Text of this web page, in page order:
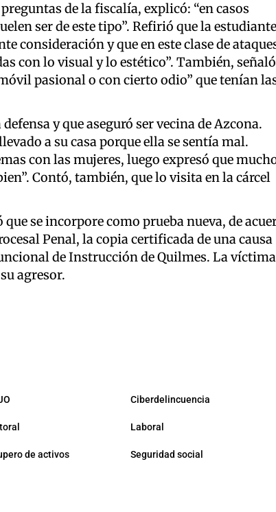
de la fiscalía, explicó: “en casos
ser de este tipo”. Refirió que la estudiante
consideración y que en este clase de
con lo visual y lo estético”. También, señaló
pasional o con cierto odio” que tenían
y que aseguró ser vecina de Azcona.
a su casa porque ella se sentía mal.
con las mujeres, luego expresó que
Contó, también, que lo visita en la cárcel
se incorpore como prueba nueva, de
Penal, la copia certificada de una causa
de Instrucción de Quilmes. La
agresor.
Ciberdelincuencia
Laboral
de activos Seguridad social